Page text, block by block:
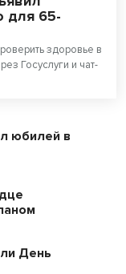
для 65-
здоровье в
Госуслуги и чат-
юбилей в
День